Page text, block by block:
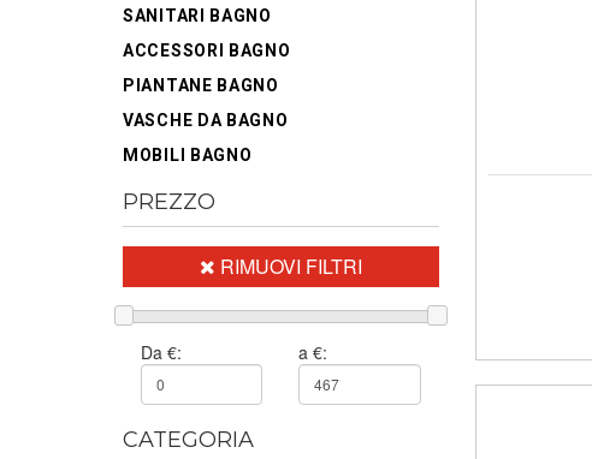
SANITARI BAGNO
ACCESSORI BAGNO
PIANTANE BAGNO
VASCHE DA BAGNO
MOBILI BAGNO
PREZZO
RIMUOVI FILTRI
Da €: a €:
CATEGORIA